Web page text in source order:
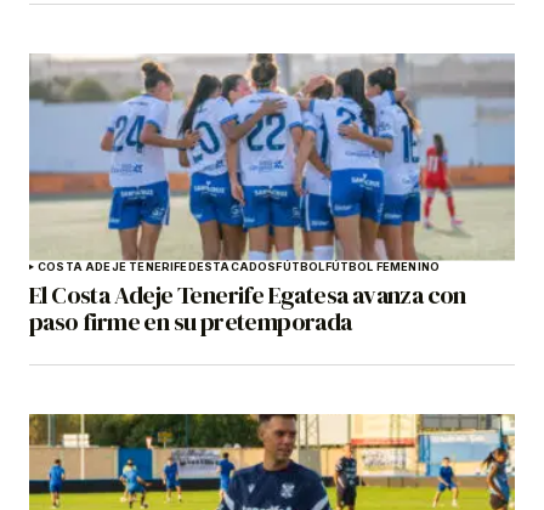
COSTA ADEJE TENERIFEDESTACADOSFÚTBOLFÚTBOL FEMENINO
El Costa Adeje Tenerife Egatesa avanza con
paso firme en su pretemporada